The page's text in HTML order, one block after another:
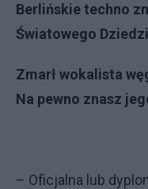
Berlińskie techno
Światowego
Zmarł wokalista
Na pewno znasz
– Oficjalna lub